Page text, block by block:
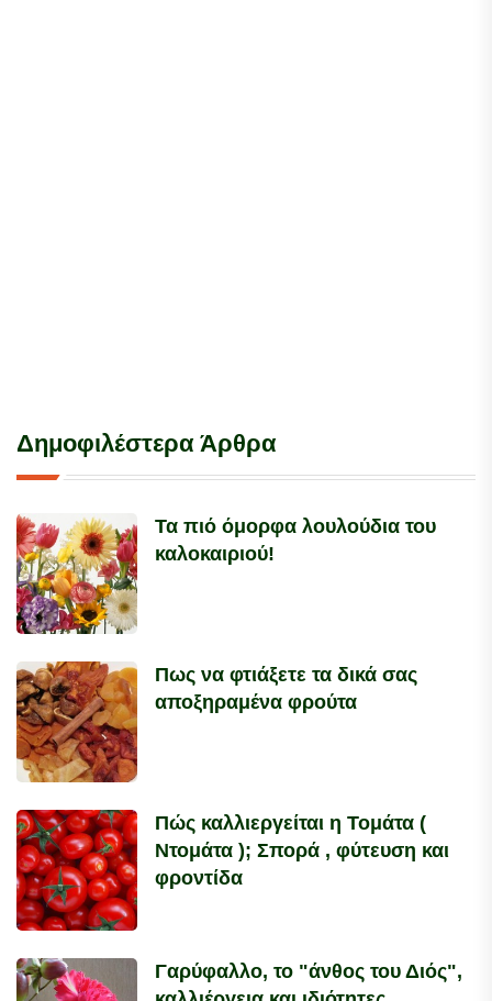
Δημοφιλέστερα Άρθρα
Τα πιό όμορφα λουλούδια του
καλοκαιριού!
Πως να φτιάξετε τα δικά σας
αποξηραμένα φρούτα
Πώς καλλιεργείται η Τομάτα (
Ντομάτα ); Σπορά , φύτευση και
φροντίδα
Γαρύφαλλο, το "άνθος του Διός",